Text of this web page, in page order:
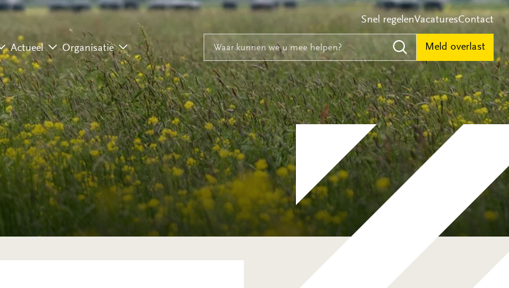
Naar inhoud
Naar navigatie
Snel regelenVacaturesContact
Actueel Organisatie
Waar kunnen we u mee helpen?
Zoeken
Meld overlast